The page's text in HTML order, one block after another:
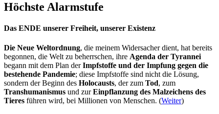
Höchste Alarmstufe
Das ENDE unserer Freiheit, unserer Existenz
Die Neue Weltordnung, die meinem Widersacher dient, hat bereits
begonnen, die Welt zu beherrschen, ihre Agenda der Tyrannei
begann mit dem Plan derImpfstoffe und der Impfung gegen die
bestehende Pandemie; diese Impfstoffe sind nicht die Lösung,
sondern der Beginn des Holocausts, der zum Tod, zum
Transhumanismus und zurEinpflanzung des Malzeichens des
Tieres führen wird, bei Millionen von Menschen. (Weiter)